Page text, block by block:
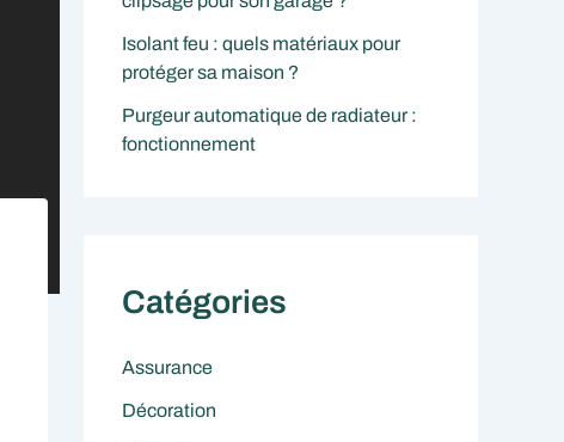
Isolant feu : quels matériaux pour
protéger sa maison ?
Purgeur automatique de radiateur :
fonctionnement
Catégories
Assurance
Décoration